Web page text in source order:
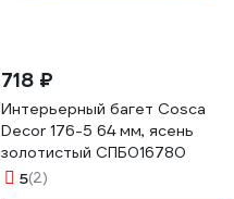
718 ₽
Интерьерный багет Cosca
Decor 176-5 64 мм, ясень
золотистый СПБ016780
5(2)